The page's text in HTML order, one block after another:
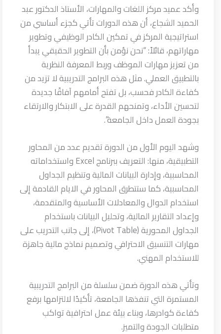
وأكد عميد مركز اللغات والمهارات، الأستاذ الدكتور عبد
الحميد الشجاع، أن هذه الدورات تأتي كجزء أساسي من
استراتيجية المركز في تمكين الكادر الوظيفي وتطوير
مهاراتهم، قائلاً: “نحن نؤمن بأن التطوير الحقيقي يبدأ
من تعزيز مهارات الموظف وربط المعرفة النظرية
بالتطبيق العملي. مثل هذه البرامج التدريبية لا تزيد من
كفاءة الكادر فحسب، بل تفتح أمامهم آفاقًا جديدة
لتحسين الأداء، وتمنحهم القدرة على الابتكار والارتقاء
بجودة العمل داخل الجامعة”.
وشهد اليوم الأول من الدورة تقديم عدد من المحاور
التطبيقية، منها: التعريف ببرنامج Excel واستخداماته
المحاسبية، وإدارة البيانات المالية وتنظيم الجداول
المحاسبية، كما ستتطرق المحاور في الايام القادمة إلى
استخدام الدوال والمعادلات الأساسية والمتقدمة،
وإعداد التقارير المالية، وتحليل البيانات باستخدام
الجداول المحورية (Pivot Table)، إلى جانب التدريب على
مهارات التنسيق الاحترافي وتصميم نماذج مالية جاهزة
للاستخدام المهني.
وتأتي هذه الدورة ضمن سلسلة من البرامج التدريبية
المستمرة التي تنفذها الجامعة، تأكيدًا لالتزامها برفع
كفاءة كوادرها، وبناء بيئة عمل احترافية تواكب
متطلبات الجودة والتميز.